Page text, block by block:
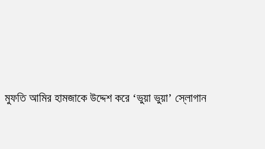
মুফতি আমির হামজাকে উদ্দেশ করে ‘ভুয়া ভুয়া’ স্লোগান